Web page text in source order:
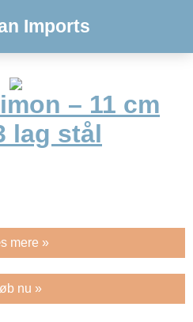
Imports
– 11 cm
lag stål
mere »
nu »